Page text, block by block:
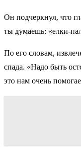
Он подчеркнул, что
ты думаешь: «елки-
По его словам,
спада. «Надо быть
это нам очень